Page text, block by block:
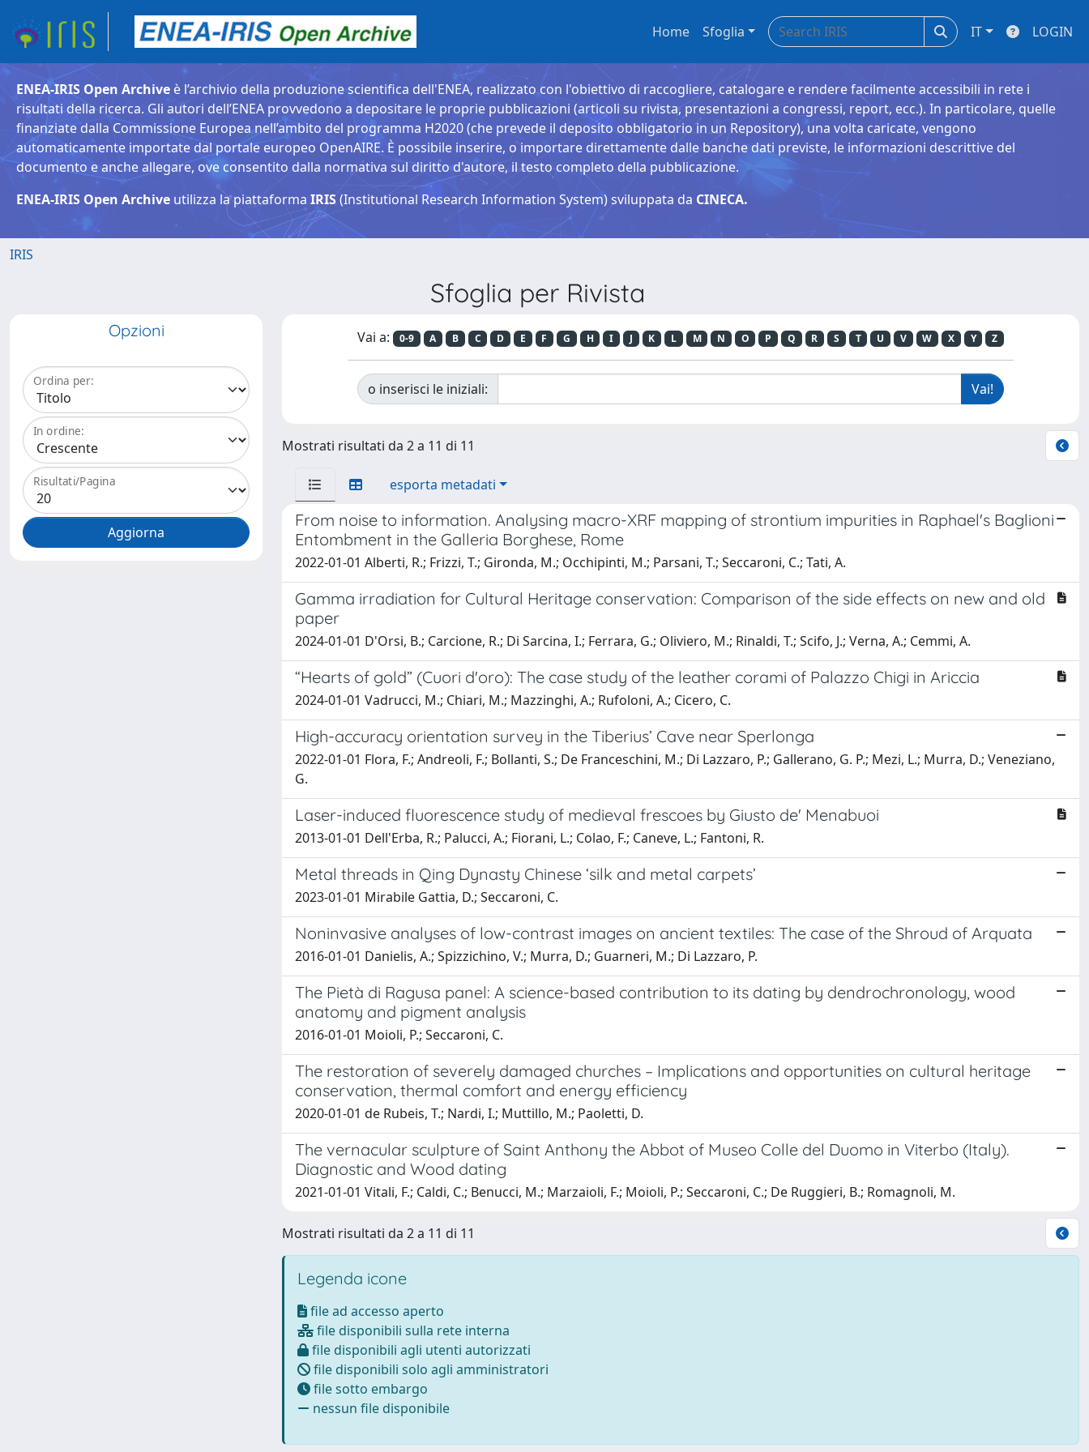
Home Sfoglia IT LOGIN
ENEA-IRIS Open Archive è l’archivio della produzione scientifica dell'ENEA, realizzato con l'obiettivo di raccogliere, catalogare e rendere facilmente accessibili in rete i
risultati della ricerca. Gli autori dell’ENEA provvedono a depositare le proprie pubblicazioni (articoli su rivista, presentazioni a congressi, report, ecc.). In particolare, quelle
finanziate dalla Commissione Europea nell’ambito del programma H2020 (che prevede il deposito obbligatorio in un Repository), una volta caricate, vengono
automaticamente importate dal portale europeo OpenAIRE. È possibile inserire, o importare direttamente dalle banche dati previste, le informazioni descrittive del
documento e anche allegare, ove consentito dalla normativa sul diritto d'autore, il testo completo della pubblicazione.
ENEA-IRIS Open Archive utilizza la piattaforma IRIS(Institutional Research Information System) sviluppata da CINECA.
IRIS
Sfoglia per Rivista
Opzioni
Ordina per:
In ordine:
Risultati/Pagina
Vai a: 0-9 A B C D E F G H I J K L M N O P Q R S T U V W X Y Z
o inserisci le iniziali:
Mostrati risultati da 2 a 11 di 11
esporta metadati
From noise to information. Analysing macro-XRF mapping of strontium impurities in Raphael's Baglioni
Entombment in the Galleria Borghese, Rome
2022-01-01 Alberti, R.; Frizzi, T.; Gironda, M.; Occhipinti, M.; Parsani, T.; Seccaroni, C.; Tati, A.
Gamma irradiation for Cultural Heritage conservation: Comparison of the side effects on new and old
paper
2024-01-01 D'Orsi, B.; Carcione, R.; Di Sarcina, I.; Ferrara, G.; Oliviero, M.; Rinaldi, T.; Scifo, J.; Verna, A.; Cemmi, A.
“Hearts of gold” (Cuori d'oro): The case study of the leather corami of Palazzo Chigi in Ariccia
2024-01-01 Vadrucci, M.; Chiari, M.; Mazzinghi, A.; Rufoloni, A.; Cicero, C.
High-accuracy orientation survey in the Tiberius’ Cave near Sperlonga
2022-01-01 Flora, F.; Andreoli, F.; Bollanti, S.; De Franceschini, M.; Di Lazzaro, P.; Gallerano, G. P.; Mezi, L.; Murra, D.; Veneziano,
G.
Laser-induced fluorescence study of medieval frescoes by Giusto de' Menabuoi
2013-01-01 Dell'Erba, R.; Palucci, A.; Fiorani, L.; Colao, F.; Caneve, L.; Fantoni, R.
Metal threads in Qing Dynasty Chinese ‘silk and metal carpets’
2023-01-01 Mirabile Gattia, D.; Seccaroni, C.
Noninvasive analyses of low-contrast images on ancient textiles: The case of the Shroud of Arquata
2016-01-01 Danielis, A.; Spizzichino, V.; Murra, D.; Guarneri, M.; Di Lazzaro, P.
The Pietà di Ragusa panel: A science-based contribution to its dating by dendrochronology, wood
anatomy and pigment analysis
2016-01-01 Moioli, P.; Seccaroni, C.
The restoration of severely damaged churches – Implications and opportunities on cultural heritage
conservation, thermal comfort and energy efficiency
2020-01-01 de Rubeis, T.; Nardi, I.; Muttillo, M.; Paoletti, D.
The vernacular sculpture of Saint Anthony the Abbot of Museo Colle del Duomo in Viterbo (Italy).
Diagnostic and Wood dating
2021-01-01 Vitali, F.; Caldi, C.; Benucci, M.; Marzaioli, F.; Moioli, P.; Seccaroni, C.; De Ruggieri, B.; Romagnoli, M.
Mostrati risultati da 2 a 11 di 11
Legenda icone
file ad accesso aperto
file disponibili sulla rete interna
file disponibili agli utenti autorizzati
file disponibili solo agli amministratori
file sotto embargo
nessun file disponibile